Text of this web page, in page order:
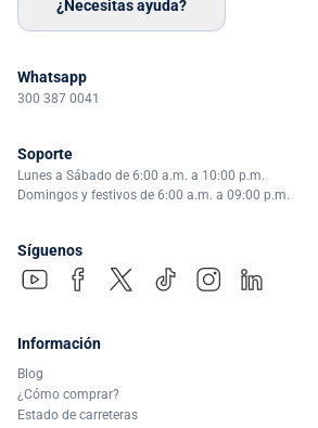
¿Necesitas ayuda?
Whatsapp
300 387 0041
Soporte
Lunes a Sábado de 6:00 a.m. a 10:00 p.m.
Domingos y festivos de 6:00 a.m. a 09:00 p.m.
Síguenos
Información
Blog
¿Cómo comprar?
Estado de carreteras